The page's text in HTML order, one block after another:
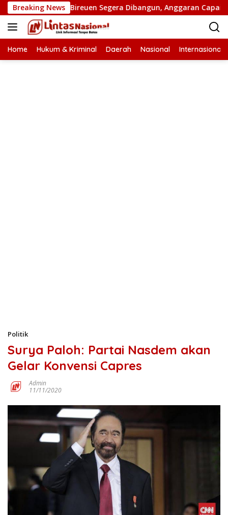
Langsung
ke
konten
Breaking News
Putus di Bireuen Segera Dibangun, Anggaran Capai 500 M
Home Hukum & Kriminal Daerah Nasional Internasional
Politik
Surya Paloh: Partai Nasdem akan
Gelar Konvensi Capres
Admin
11/11/2020